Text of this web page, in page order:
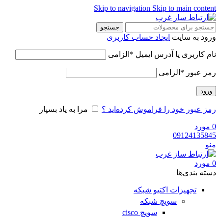
Skip to navigation Skip to main content
جستجو
ورود به سایت ایجاد حساب کاربری
نام کاربری یا آدرس ایمیل * الزامی
رمز عبور * الزامی
ورود
رمز عبور خود را فراموش کرده‌اید ؟ مرا به یاد بسپار
0 مورد
09124135845
منو
0 مورد
دسته‌ بندی‌ها
تجهیزات اکتیو شبکه
سویچ شبکه
سویچ cisco